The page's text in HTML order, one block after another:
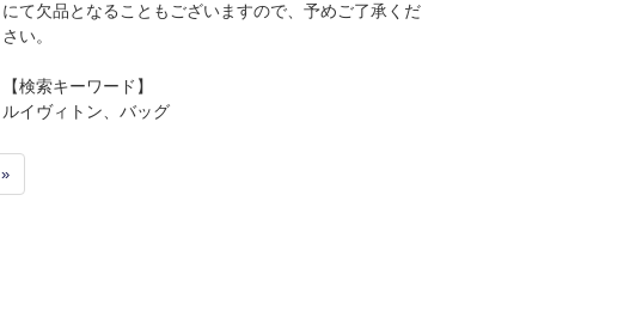
にて欠品となることもございますので、予めご了承くだ
さい。
【検索キーワード】
ルイヴィトン、バッグ
»